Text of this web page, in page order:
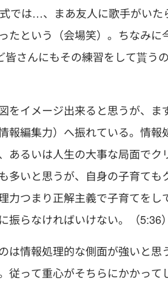
では…、まあ友人に歌手がいた
たという（会場笑）。ちなみに
皆さんにもその練習をして貰う
をイメージ出来ると思うが、
報編集力）へ振れている。情
あるいは人生の大事な局面で
多いと思うが、自身の子育て
力つまり正解主義で子育てを
らなければいけない。（5:36）
は情報処理的な側面が強いと
従って重心がそちらにかかっ